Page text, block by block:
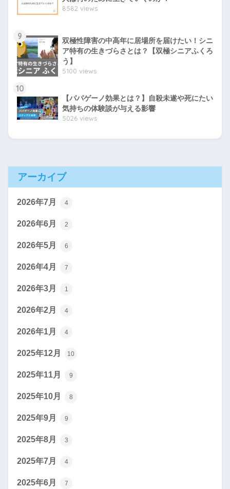
8582 views
9
双極性障害の中高年に居場所を届けたい！シニ
ア特有の生きづらさとは？【双極シニアふくろ
う】
5100 views
10
【パパゲーノ効果とは？】自殺未遂や死にたい
気持ちの体験談が与える影響
5026 views
アーカイブ
2026年7月 4
2026年6月 2
2026年5月 6
2026年4月 7
2026年3月 1
2026年2月 4
2026年1月 4
2025年12月 10
2025年11月 9
2025年10月 8
2025年9月 9
2025年8月 3
2025年7月 4
2025年6月 7